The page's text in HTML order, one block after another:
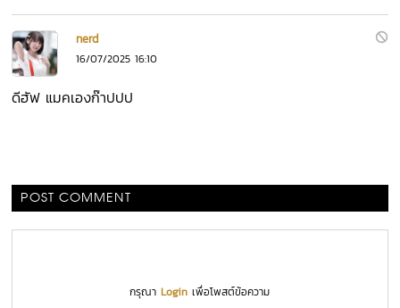
nerd
16/07/2025 16:10
ดีฮัฟ แมคเองก๊าปปป
POST COMMENT
กรุณาLogin เพื่อโพสต์ข้อความ